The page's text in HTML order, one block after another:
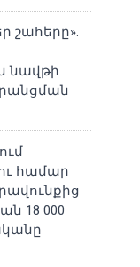
շահերը».
նավթի
համար
18 000